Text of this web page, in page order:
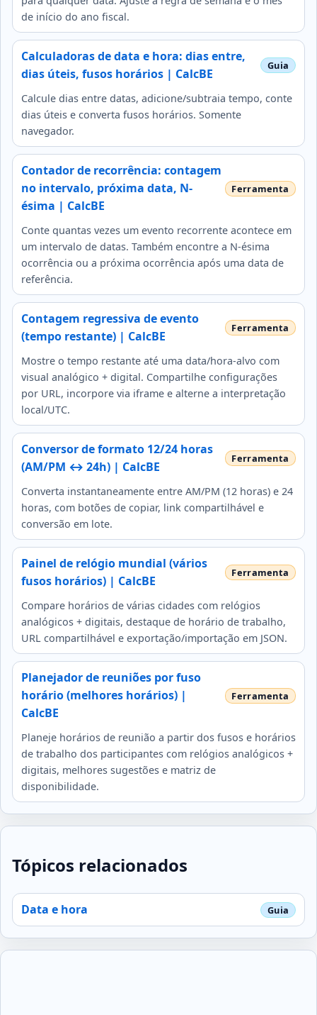
de início do ano fiscal.
Calculadoras de data e hora: dias entre,
dias úteis, fusos horários | CalcBE
Calcule dias entre datas, adicione/subtraia tempo, conte
dias úteis e converta fusos horários. Somente
navegador.
Contador de recorrência: contagem
no intervalo, próxima data, N-
ésima | CalcBE
Conte quantas vezes um evento recorrente acontece em
um intervalo de datas. Também encontre a N-ésima
ocorrência ou a próxima ocorrência após uma data de
referência.
Contagem regressiva de evento
(tempo restante) | CalcBE
Mostre o tempo restante até uma data/hora-alvo com
visual analógico + digital. Compartilhe configurações
por URL, incorpore via iframe e alterne a interpretação
local/UTC.
Conversor de formato 12/24 horas
(AM/PM ↔ 24h) | CalcBE
Converta instantaneamente entre AM/PM (12 horas) e 24
horas, com botões de copiar, link compartilhável e
conversão em lote.
Painel de relógio mundial (vários
fusos horários) | CalcBE
Compare horários de várias cidades com relógios
analógicos + digitais, destaque de horário de trabalho,
URL compartilhável e exportação/importação em JSON.
Planejador de reuniões por fuso
horário (melhores horários) |
CalcBE
Planeje horários de reunião a partir dos fusos e horários
de trabalho dos participantes com relógios analógicos +
digitais, melhores sugestões e matriz de
disponibilidade.
Tópicos relacionados
Data e hora